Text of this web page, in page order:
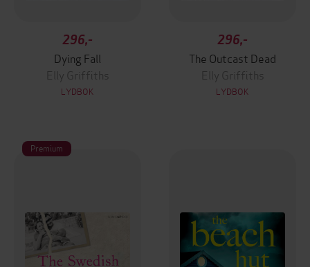
296,-
Dying Fall
Elly Griffiths
LYDBOK
296,-
The Outcast Dead
Elly Griffiths
LYDBOK
Premium